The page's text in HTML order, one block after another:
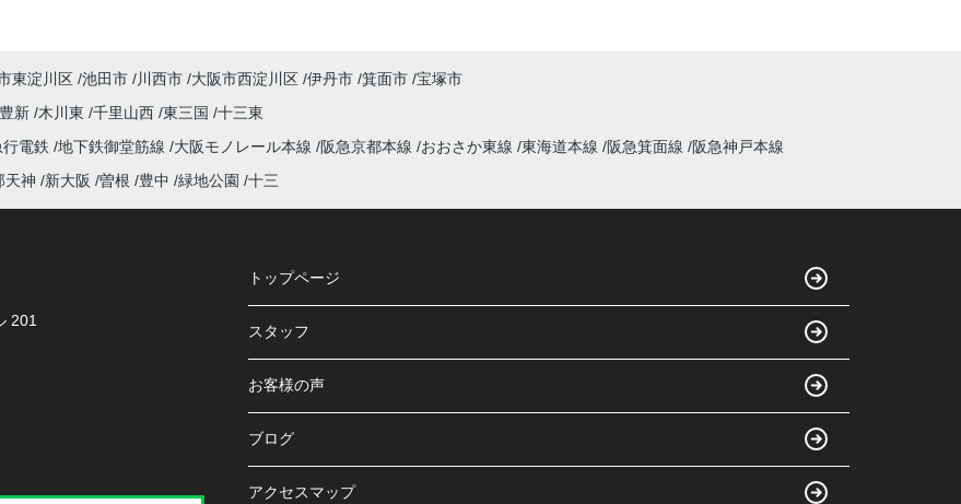
東淀川区 池田市 川西市 大阪市西淀川区 伊丹市 箕面市 宝塚市
豊新 木川東 千里山西 東三国
十三東
電鉄 地下鉄御堂筋線 大阪モノレール本線 阪急京都本線 おおさか東線 東海道本線 阪急箕面線
阪急神戸本線
天神 新大阪 曽根 豊中 緑地公園 十三
201
トップページ
スタッフ
お客様の声
ブログ
アクセスマップ